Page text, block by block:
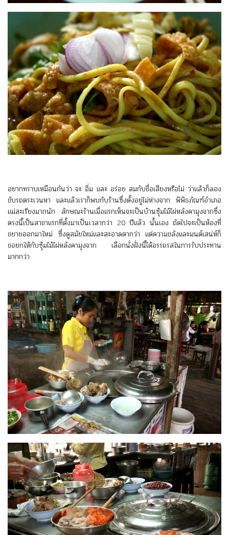
อยากทราบเหมือนกันว่า จะ อิ่ม และ อร่อย สมกับชื่อเสียงหรือไม่ ว่าแล้วก็ลอง
ขับรถตระเวนหา และแล้วเราก็พบกับร้านซึ่งตั้งอยู่ไม่ห่างจาก พิพิธภัณฑ์อำเภอ
แม่สะเรียงมากนัก ลักษณะร้านเมื่อแรกเห็นจะเป็นบ้านซุ้มไม้ไผ่หลังคามุงจากซึ่ง
ตรงนี้เป็นสาขาแรกที่ตั้งมาเป็นเวลากว่า 20 ปีแล้ว นั้นเอง ถัดไปจะเป็นห้องที่
ขยายออกมาใหม่ ซึ่งดูสมัยใหม่และสะอาดตากว่า แต่ความขลังและมนต์เสน่ห์ก็
ขอยกให้กับซุ้มไม้ไผ่หลังคามุงจาก เลือกนั่งฝั่งนี้ได้อรรถรสในการรับประทาน
มากกว่า